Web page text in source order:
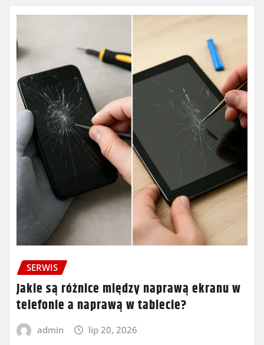
SERWIS
Jakie są różnice między naprawą ekranu w
telefonie a naprawą w tablecie?
admin lip 20, 2026